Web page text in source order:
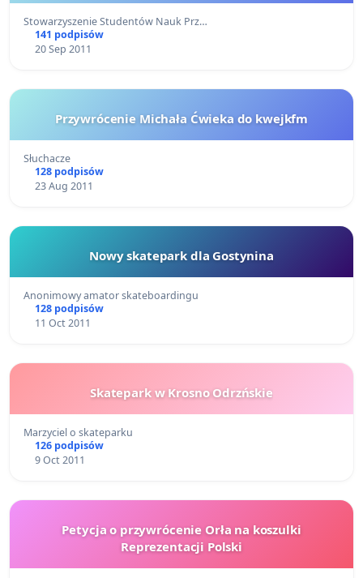
Stowarzyszenie Studentów Nauk Prz…
141 podpisów
20 Sep 2011
Przywrócenie Michała Ćwieka do kwejkfm
Słuchacze
128 podpisów
23 Aug 2011
Nowy skatepark dla Gostynina
Anonimowy amator skateboardingu
128 podpisów
11 Oct 2011
Skatepark w Krosno Odrzńskie
Marzyciel o skateparku
126 podpisów
9 Oct 2011
Petycja o przywrócenie Orła na koszulki
Reprezentacji Polski